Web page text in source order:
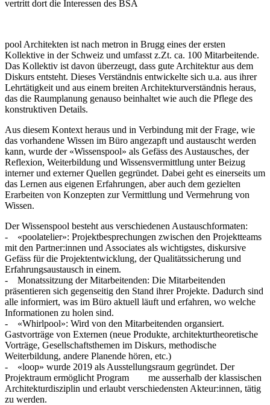
vertritt dort die Interessen des BSA
pool Architekten ist nach metron in Brugg eines der ersten
Kollektive in der Schweiz und umfasst z.Zt. ca. 100 Mitarbeitende.
Das Kollektiv ist davon überzeugt, dass gute Architektur aus dem
Diskurs entsteht. Dieses Verständnis entwickelte sich u.a. aus ihrer
Lehrtätigkeit und aus einem breiten Architekturverständnis heraus,
das die Raumplanung genauso beinhaltet wie auch die Pflege des
konstruktiven Details.
Aus diesem Kontext heraus und in Verbindung mit der Frage, wie
das vorhandene Wissen im Büro angezapft und austauscht werden
kann, wurde der «Wissenspool» als Gefäss des Austausches, der
Reflexion, Weiterbildung und Wissensvermittlung unter Beizug
interner und externer Quellen gegründet. Dabei geht es einerseits um
das Lernen aus eigenen Erfahrungen, aber auch dem gezielten
Erarbeiten von Konzepten zur Vermittlung und Vermehrung von
Wissen.
Der Wissenspool besteht aus verschiedenen Austauschformaten:
- «poolatelier»: Projektbesprechungen zwischen den Projektteams
mit den Partner:innen und Associates als wichtigstes, diskursive
Gefäss für die Projektentwicklung, der Qualitätssicherung und
Erfahrungsaustausch in einem.
- Monatssitzung der Mitarbeitenden: Die Mitarbeitenden
präsentieren sich gegenseitig den Stand ihrer Projekte. Dadurch sind
alle informiert, was im Büro aktuell läuft und erfahren, wo welche
Informationen zu holen sind.
- «Whirlpool»: Wird von den Mitarbeitenden organsiert.
Gastvorträge von Externen (neue Produkte, architekturtheoretische
Vorträge, Gesellschaftsthemen im Diskurs, methodische
Weiterbildung, andere Planende hören, etc.)
- «loop» wurde 2019 als Ausstellungsraum gegründet. Der
Projektraum ermöglicht Program me ausserhalb der klassischen
Architekturdisziplin und erlaubt verschiedensten Akteur:innen, tätig
zu werden.